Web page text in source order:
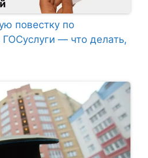
повестку по
— что делать,